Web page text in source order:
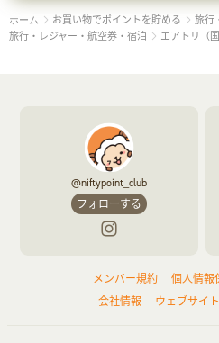
ホーム お買い物でポイントを貯める
旅行
旅行・レジャー・航空券・宿泊
エアトリ（
@niftypoint_club
フォローする
メンバー規約
個人情報
会社情報
ウェブサイ